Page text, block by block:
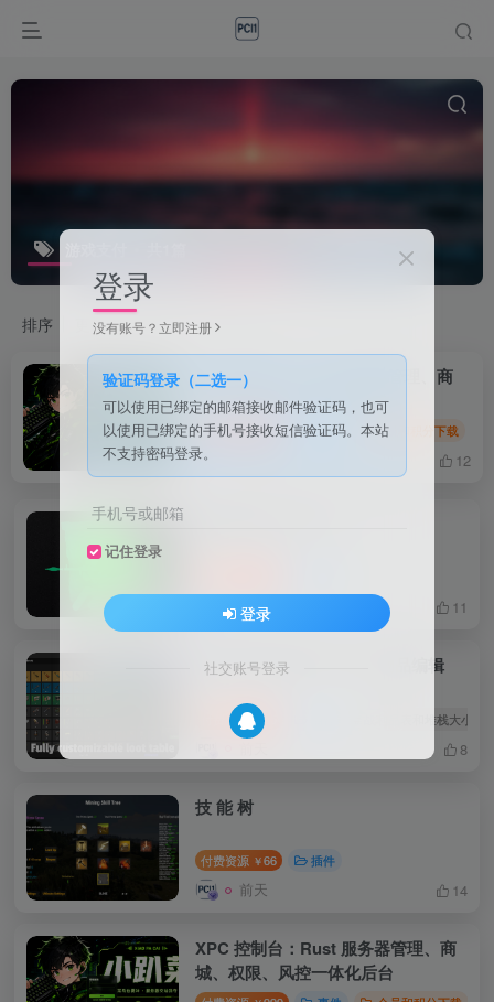
排序 更新 浏览 点赞
XPC 控制台：Rust 服务器管理、商
城、权限、风控一体化后台
付费资源 ￥999 事件 会员和积分下载
12
前天 11
战利品表和堆栈大小GUI 物品编辑
付费资源 ￥55 # 战利品表和堆栈大小GUI
8
技 能 树
付费资源 ￥66 插件
前天 14
XPC 控制台：Rust 服务器管理、商
城、权限、风控一体化后台
登录
没有账号？立即注册
验证码登录（二选一）
可以使用已绑定的邮箱接收邮件验证码，也可
以使用已绑定的手机号接收短信验证码。本站
不支持密码登录。
手机号或邮箱
记住登录
登录
社交账号登录